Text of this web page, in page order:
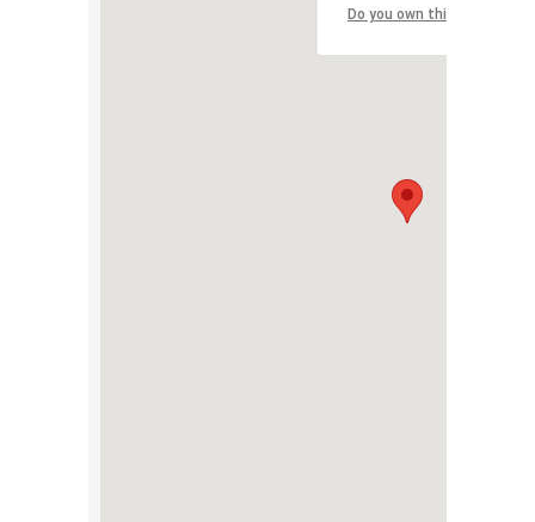
Do you own this website?